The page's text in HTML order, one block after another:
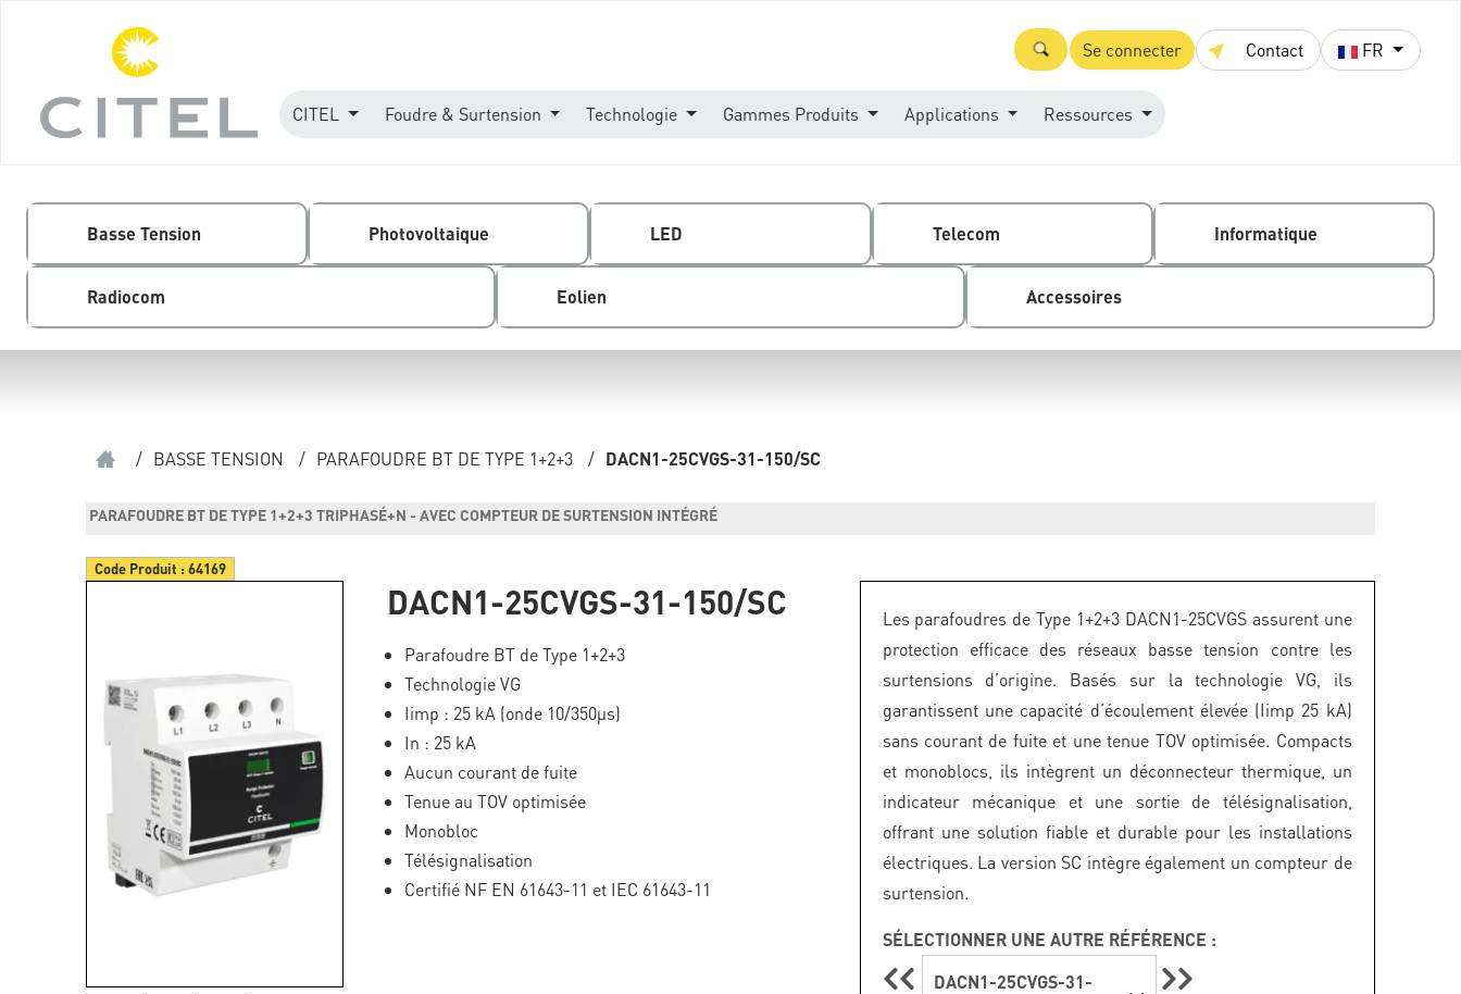
Se connecter Contact FR
CITEL Foudre & Surtension Technologie Gammes Produits Applications Ressources
Basse Tension Photovoltaique LED Telecom Informatique
Radiocom Eolien Accessoires
/ BASSE TENSION / PARAFOUDRE BT DE TYPE 1+2+3 / DACN1-25CVGS-31-150/SC
PARAFOUDRE BT DE TYPE 1+2+3 TRIPHASÉ+N - AVEC COMPTEUR DE SURTENSION INTÉGRÉ
Code Produit :64169
DACN1-25CVGS-31-150/SC
Parafoudre BT de Type 1+2+3
Technologie VG
Iimp : 25 kA (onde 10/350µs)
In : 25 kA
Aucun courant de fuite
Tenue au TOV optimisée
Monobloc
Télésignalisation
Certifié NF EN 61643-11 et IEC 61643-11
Les parafoudres de Type 1+2+3 DACN1-25CVGS assurent une
protection efficace des réseaux basse tension contre les
surtensions d’origine. Basés sur la technologie VG, ils
garantissent une capacité d’écoulement élevée (Iimp 25 kA)
sans courant de fuite et une tenue TOV optimisée. Compacts
et monoblocs, ils intègrent un déconnecteur thermique, un
indicateur mécanique et une sortie de télésignalisation,
offrant une solution fiable et durable pour les installations
électriques. La version SC intègre également un compteur de
surtension.
SÉLECTIONNER UNE AUTRE RÉFÉRENCE :
DACN1-25CVGS-31-